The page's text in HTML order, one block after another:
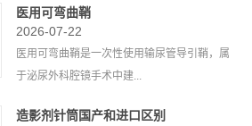
医用可弯曲鞘
2026-07-22
医用可弯曲鞘是一次性使用输尿管导引鞘，属
于泌尿外科腔镜手术中建...
造影剂针筒国产和进口区别